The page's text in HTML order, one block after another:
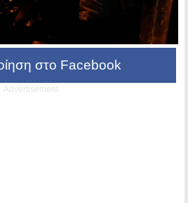
στο Facebook
Advertisement